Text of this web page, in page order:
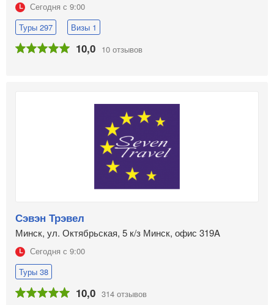
Сегодня с 9:00
Туры 297
Визы 1
10,0 10 отзывов
Сэвэн Трэвел
Минск, ул. Октябрьская, 5 к/з Минск, офис 319A
Сегодня с 9:00
Туры 38
10,0 314 отзывов